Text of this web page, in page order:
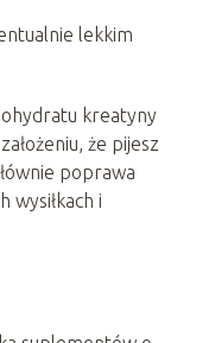
lekkim
kreatyny
że pijesz
poprawa
wysiłkach i